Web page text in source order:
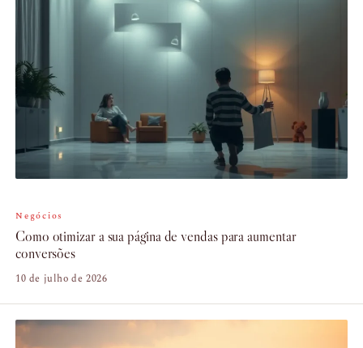
Negócios
Como otimizar a sua página de vendas para aumentar
conversões
10 de julho de 2026